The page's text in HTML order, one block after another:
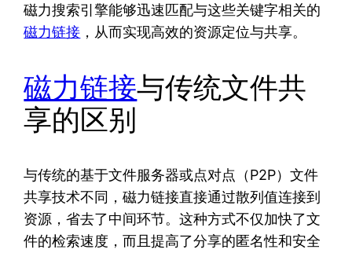
磁力搜索引擎能够迅速匹配与这些关键字相关的
磁力链接 ，从而实现高效的资源定位与共享。
磁力链接与传统文件共
享的区别
与传统的基于文件服务器或点对点（P2P）文件
共享技术不同，磁力链接直接通过散列值连接到
资源，省去了中间环节。这种方式不仅加快了文
件的检索速度，而且提高了分享的匿名性和安全